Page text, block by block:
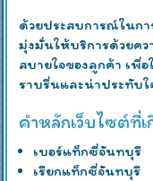
ด้วยประสบการณ์ในกา
มุ่งมั่นให้บริการด้วยคว
สบายใจของลูกค้า เพื่
ราบรื่นและน่าประทับใ
คำหลักเว็บไซต์ที่เ
เบอร์แท็กซี่จันทบุรี
เรียกแท็กซี่จันทบุรี